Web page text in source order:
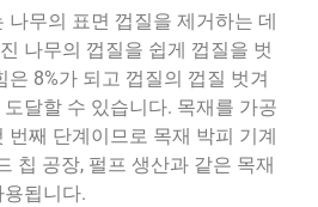
나무의 표면 껍질을 제거하는 데
나무의 껍질을 쉽게 껍질을 벗
은 8%가 되고 ​​껍질의 껍질 벗겨
도달할 수 있습니다. 목재를 가공
번째 단계이므로 목재 박피 기계
칩 공장, 펄프 생산과 같은 목재
됩니다.